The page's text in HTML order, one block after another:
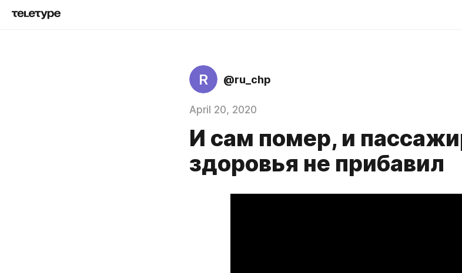
R @ru_chp
April 20, 2020
И сам помер, и
здоровья не прибавил